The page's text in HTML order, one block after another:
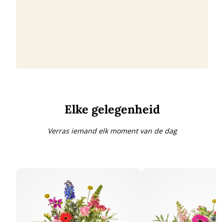
Elke gelegenheid
Verras iemand elk moment van de dag